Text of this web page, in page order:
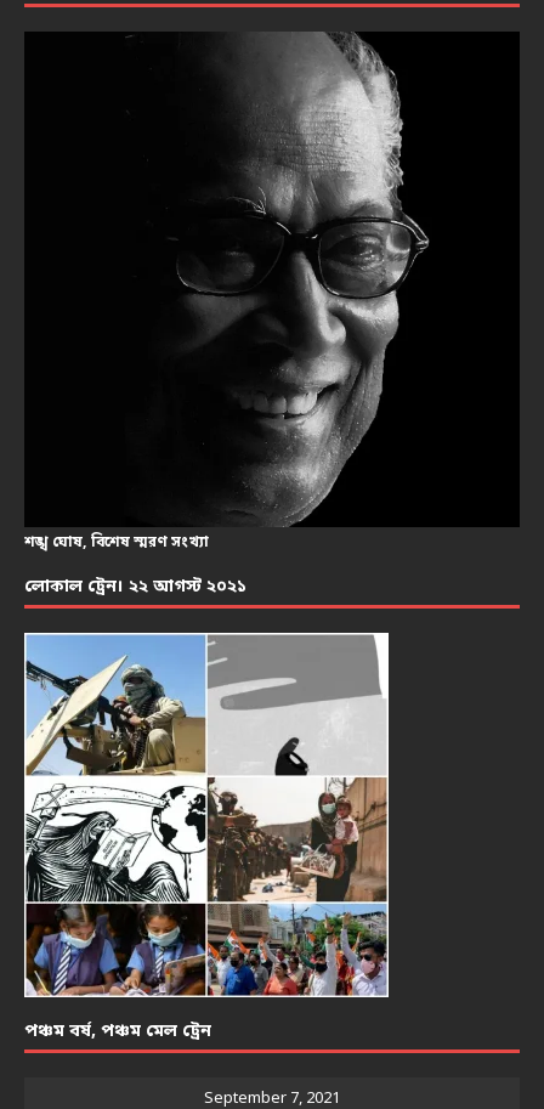
শঙ্খ ঘোষ, বিশেষ স্মরণ সংখ্যা
লোকাল ট্রেন। ২২ আগস্ট ২০২১
পঞ্চম বর্ষ, পঞ্চম মেল ট্রেন
September 7, 2021